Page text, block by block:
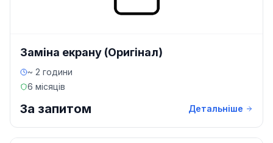
Заміна екрану (Оригінал)
~ 2 години
6 місяців
За запитом Детальніше